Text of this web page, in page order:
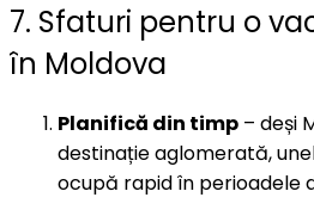
7. Sfaturi pentru o
în Moldova
Planifică din timp – deși
destinație aglomerată,
ocupă rapid în perioadele